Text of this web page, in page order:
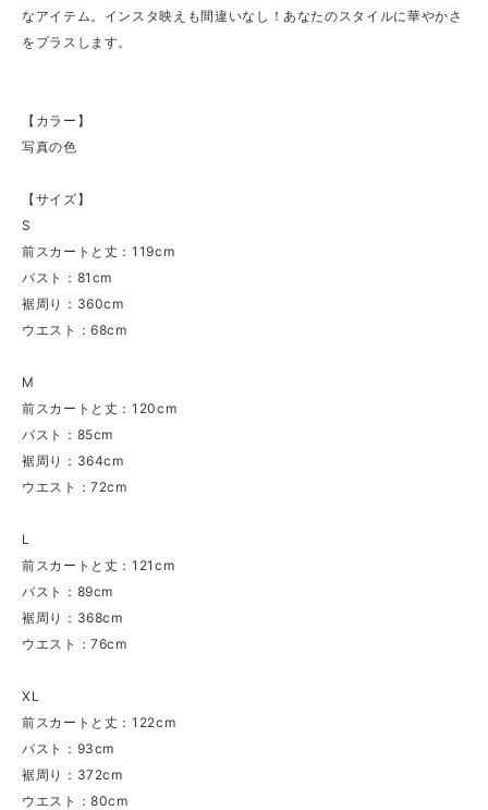
なアイテム。インスタ映えも間違いなし！あなたのスタイルに華やかさ
をプラスします。
【カラー】
写真の色
【サイズ】
S
前スカートと丈：119cm
バスト：81cm
裾周り：360cm
ウエスト：68cm
M
前スカートと丈：120cm
バスト：85cm
裾周り：364cm
ウエスト：72cm
L
前スカートと丈：121cm
バスト：89cm
裾周り：368cm
ウエスト：76cm
XL
前スカートと丈：122cm
バスト：93cm
裾周り：372cm
ウエスト：80cm